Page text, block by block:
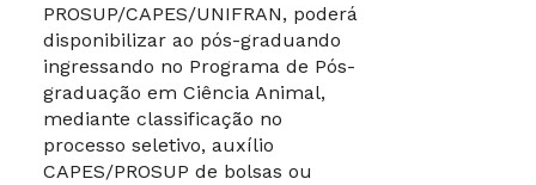
PROSUP/CAPES/UNIFRAN, poderá
disponibilizar ao pós-graduando
ingressando no Programa de Pós-
graduação em Ciência Animal,
mediante classificação no
processo seletivo, auxílio
CAPES/PROSUP de bolsas ou